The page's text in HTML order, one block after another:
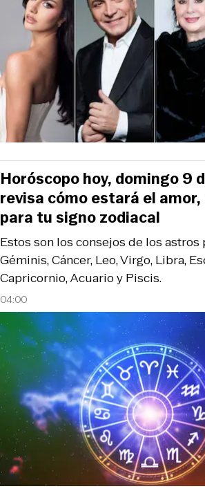
04:00
Estos son los consejos de los astros
Géminis, Cáncer, Leo, Virgo, Libra,
Capricornio, Acuario y Piscis.
Horóscopo hoy, domingo 9
revisa cómo estará el
para tu signo zodiacal